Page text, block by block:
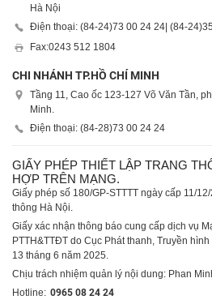
Hà Nội
Điện thoại: (84-24)73 00 24 24 | (84-24)
Fax:0243 512 1804
CHI NHÁNH TP.HỒ CHÍ MINH
Tầng 11, Cao ốc 123-127 Võ Văn Tần,
Minh.
Điện thoại: (84-28)73 00 24 24
GIẤY PHÉP THIẾT LẬP TRANG
HỢP TRÊN MẠNG.
Giấy phép số 180/GP-STTTT ngày cấp 11/
thông Hà Nội.
Giấy xác nhận thông báo cung cấp dịch vụ
PTTH&TTĐT do Cục Phát thanh, Truyền
13 tháng 6 năm 2025.
Chịu trách nhiệm quản lý nội dung: Phan
Hotline: 0965 08 24 24